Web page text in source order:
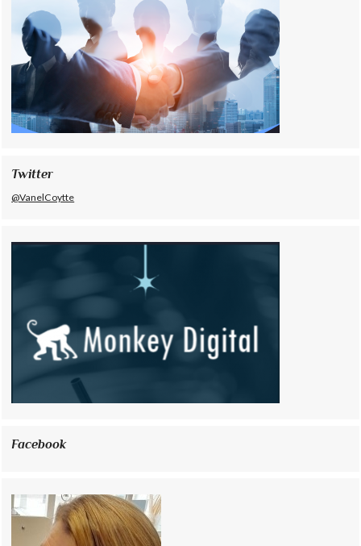
Twitter
@VanelCoytte
Facebook